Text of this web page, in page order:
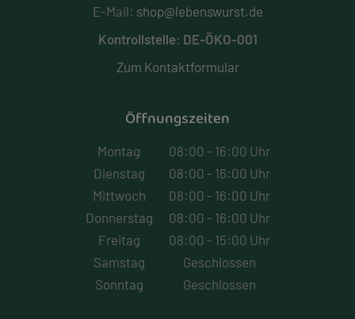
E-Mail: shop@lebenswurst.de
Kontrollstelle: DE-ÖKO-001
Zum Kontaktformular
Öffnungszeiten
Montag
08:00 - 16:00 Uhr
Dienstag
08:00 - 16:00 Uhr
Mittwoch
08:00 - 16:00 Uhr
Donnerstag
08:00 - 16:00 Uhr
Freitag
08:00 - 15:00 Uhr
Samstag
Geschlossen
Sonntag
Geschlossen